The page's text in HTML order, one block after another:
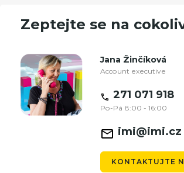
Zeptejte se na
Jana Žinčíková
Account executive
271 071 918
Po-Pá 8:00 - 16:00
imi@imi.cz
KONTAKTUJTE